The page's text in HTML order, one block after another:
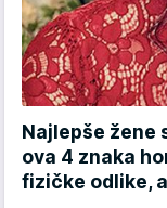
Najlepše žene
ova 4 znaka
fizičke odlike,